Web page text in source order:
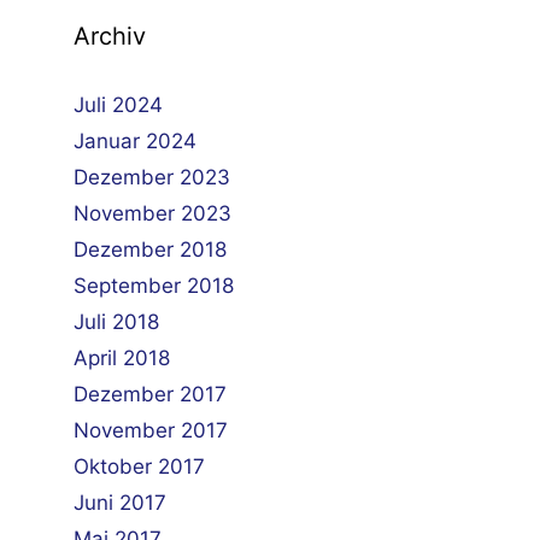
Archiv
Juli 2024
Januar 2024
Dezember 2023
November 2023
Dezember 2018
September 2018
Juli 2018
April 2018
Dezember 2017
November 2017
Oktober 2017
Juni 2017